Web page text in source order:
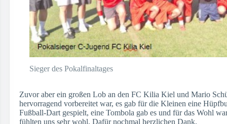
Sieger des Pokalfinaltages
Zuvor aber ein großen Lob an den FC Kilia Kiel und Mario
hervorragend vorbereitet war, es gab für die Kleinen eine
Fußball-Dart gespielt, eine Tombola gab es und für das Wohl
fühlten uns sehr wohl. Dafür nochmal herzlichen Dank.